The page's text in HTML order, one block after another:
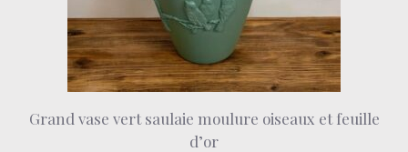
Grand vase vert saulaie moulure oiseaux et feuille
d’or